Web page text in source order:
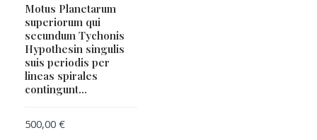
Motus Planetarum
superiorum qui
secundum Tychonis
Hypothesin singulis
suis periodis per
lineas spirales
contingunt…
500,00 €